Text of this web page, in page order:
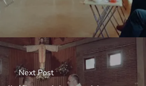
Next Post